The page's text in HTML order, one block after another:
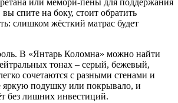
спите на боку, стоит обратить
слишком жёсткий матрас будет
В «Янтарь Коломна» можно найти
тонах – серый, бежевый,
сочетаются с разными стенами и
яркую подушку или покрывало, и
без лишних инвестиций.